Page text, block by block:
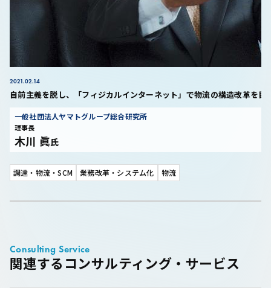
自前主義を脱し、「フィジカルインターネット」で物流の構造改革を目
2021.02.14
一般社団法人ヤマトグループ総合研究所
理事長
木川 眞氏
調達・物流・SCM 業務改革・システム化 物流
関連するコンサルティング・サービス
Consulting Service